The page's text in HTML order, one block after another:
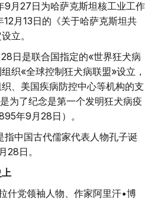
9月27日为哈萨克斯坦核工业工作
月13日的《关于哈萨克斯坦共
立。
日是联合国指定的«世界狂犬病
织«全球控制狂犬病联盟»设立，
、美国疾病防控中心等机构的支
为了纪念是第一个发明狂犬病疫
年9月28日）。
指中国古代儒家代表人物孔子诞
28日。
什党领袖人物、作家阿里汗•博